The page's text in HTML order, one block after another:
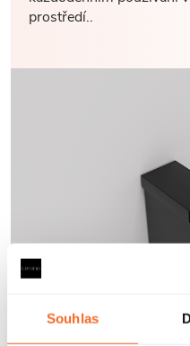
Souhlas
prostředí..